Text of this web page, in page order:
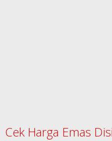
Cek Harga Emas